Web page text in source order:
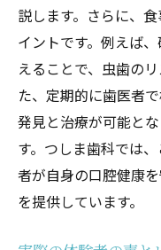
説します。さらに、
イントです。例えば
えることで、虫歯の
た、定期的に歯医者
発見と治療が可能と
す。つしま歯科では
者が自身の口腔健康
を提供しています。